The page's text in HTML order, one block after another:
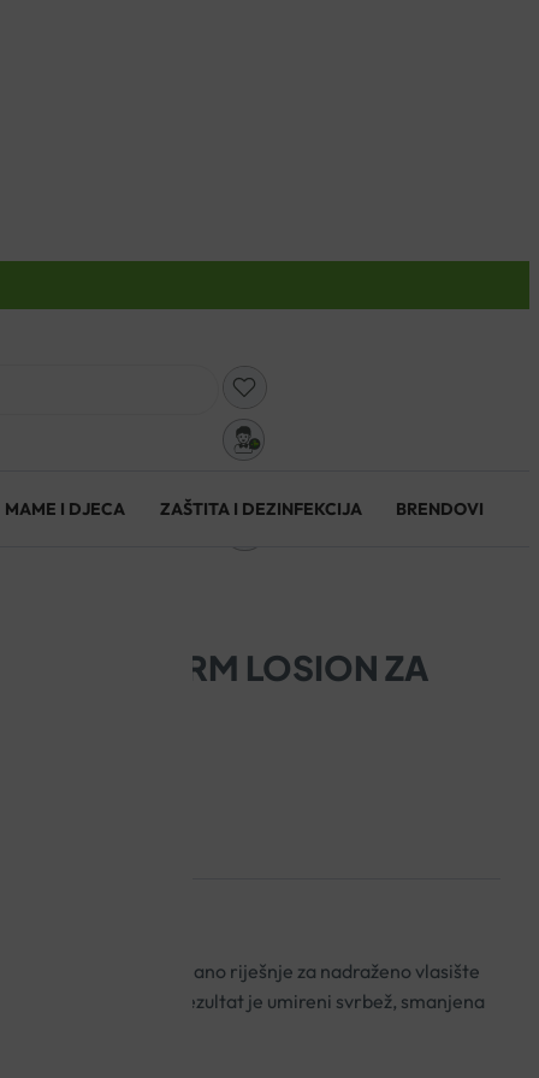
MAME I DJECA ZAŠTITA I DEZINFEKCIJA BRENDOVI
SQUANORM LOSION ZA
trenutačano i dugotrajano riješnje za nadraženo vlasište
svrbežom. Rezultat je umireni svrbež, smanjena